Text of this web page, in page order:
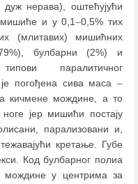
нерава), оштећујући
мишиће и у 0,1–0,5% тих
(млитавих) мишићних
булбарни (2%) и
паралитичног
погођена сива маса –
кичмене мождине, а то
јер мишићи постају
парализовани и,
кретање. Губе
Код булбарног полиа
мождине у центрима за